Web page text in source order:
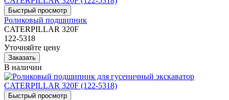
Роликовый подшипник
CATERPILLAR 320F
122-5318
Уточняйте цену
В наличии